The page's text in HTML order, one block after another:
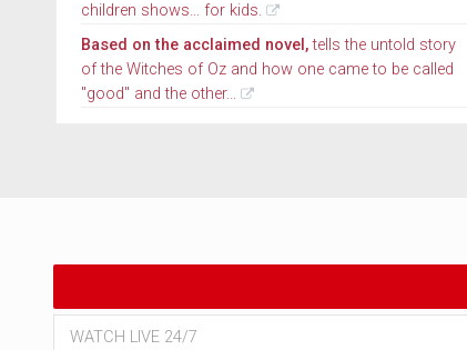
children shows... for kids.
Based on the acclaimed novel,tells the untold story
of the Witches of Oz and how one came to be called
"good" and the other...
WATCH LIVE 24/7